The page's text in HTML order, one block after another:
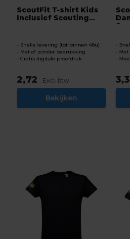
ScoutFit T-shirt Kids
Inclusief Scouting...
Snelle levering (tot binnen 48u)
Met of zonder bedrukking
Gratis digitale proefdruk
2,72 Excl. btw
Bekijken